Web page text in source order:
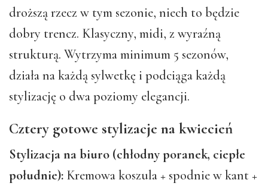
droższą rzecz w tym sezonie, niech to będzie
dobry trencz. Klasyczny, midi, z wyraźną
strukturą. Wytrzyma minimum 5 sezonów,
działa na każdą sylwetkę i podciąga każdą
stylizację o dwa poziomy elegancji.
Cztery gotowe stylizacje na kwiecień
Stylizacja na biuro (chłodny poranek, ciepłe
południe): Kremowa koszula + spodnie w kant +